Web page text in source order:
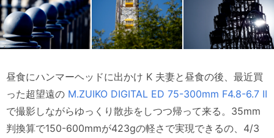
昼食にハンマーヘッドに出かけ K 夫妻と昼食の後、最近買
った超望遠の M.ZUIKO DIGITAL ED 75-300mm F4.8-6.7 II
で撮影しながらゆっくり散歩をしつつ帰って来る。35mm
判換算で150-600mmが423gの軽さで実現できるの、4/3